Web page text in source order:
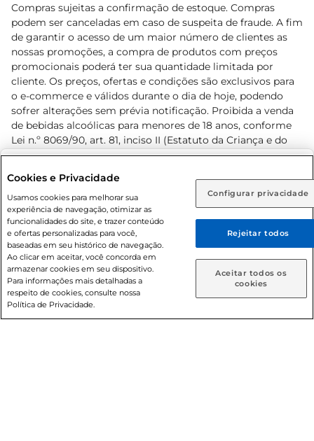
Rio de Janeiro (RJ) Goiás (GO)
Ou
Caso queira comprar online, informe como deseja receber
suas compras:
Entrega em casa Retire em Loja
Compras sujeitas a confirmação de estoque. Compras
podem ser canceladas em caso de suspeita de fraude. A fim
de garantir o acesso de um maior número de clientes as
nossas promoções, a compra de produtos com preços
promocionais poderá ter sua quantidade limitada por
cliente. Os preços, ofertas e condições são exclusivos para
o e-commerce e válidos durante o dia de hoje, podendo
sofrer alterações sem prévia notificação. Proibida a venda
de bebidas alcoólicas para menores de 18 anos, conforme
Lei n.º 8069/90, art. 81, inciso II (Estatuto da Criança e do
Adolescente). Preços e condições exclusivos para o
prévio. O valor mínimo para as compras on-line é de R$
80,00.
© 2026 Copyright. Todos os direitos
reservados Prezunic.
Cookies e Privacidade
Usamos cookies para melhorar sua
experiência de navegação, otimizar as
funcionalidades do site, e trazer conteúdo
e ofertas personalizadas para você,
baseadas em seu histórico de navegação.
Ao clicar em aceitar, você concorda em
armazenar cookies em seu dispositivo.
Para informações mais detalhadas a
respeito de cookies, consulte nossa
Política de Privacidade.
Configurar privacidade
Rejeitar todos
Aceitar todos os
cookies